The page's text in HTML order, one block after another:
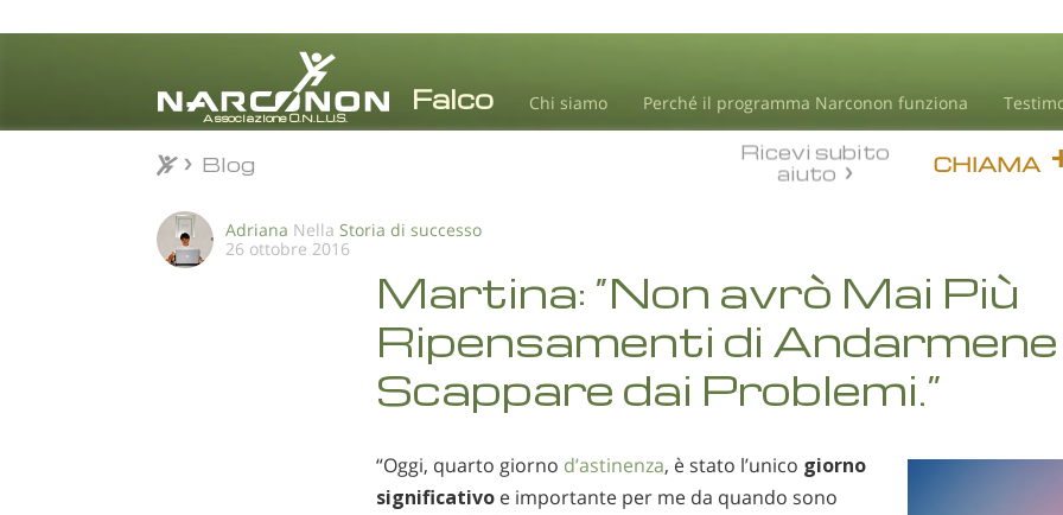
Chi siamo Perché il programma Narconon funziona
CHIAMA
Ricevi subito
aiuto
Blog
Adriana Nella Storia di successo
26 ottobre 2016
Martina: “Non avrò Mai Più
Ripensamenti di Andarmene
Scappare dai Problemi.”
“Oggi, quarto giorno d’astinenza, è stato l’unico giorno
significativo e importante per me da quando sono
Blog